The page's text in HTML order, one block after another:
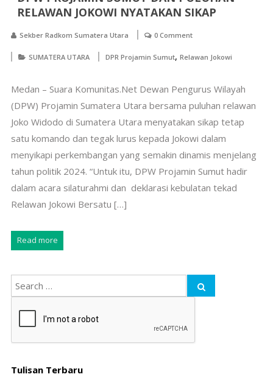
RELAWAN JOKOWI NYATAKAN SIKAP
Sekber Radkom Sumatera Utara 0 Comment
SUMATERA UTARA DPR Projamin Sumut, Relawan Jokowi
Medan – Suara Komunitas.Net Dewan Pengurus Wilayah
(DPW) Projamin Sumatera Utara bersama puluhan relawan
Joko Widodo di Sumatera Utara menyatakan sikap tetap
satu komando dan tegak lurus kepada Jokowi dalam
menyikapi perkembangan yang semakin dinamis menjelang
tahun politik 2024. “Untuk itu, DPW Projamin Sumut hadir
dalam acara silaturahmi dan deklarasi kebulatan tekad
Relawan Jokowi Bersatu […]
Read more
Tulisan Terbaru